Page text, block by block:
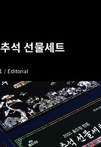
석 선물세트
/ Editorial